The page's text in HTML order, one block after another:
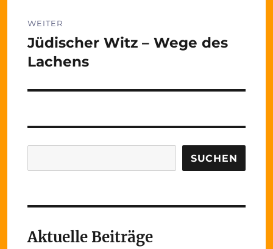
WEITER
Nächster
Beitrag:
Jüdischer Witz – Wege des
Lachens
SUCHEN
Aktuelle Beiträge